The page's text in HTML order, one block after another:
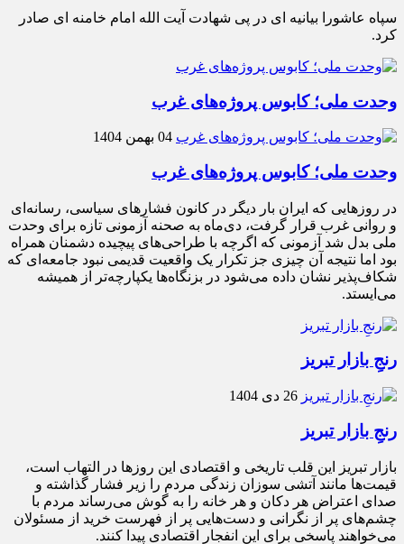
سپاه عاشورا بیانیه ای در پی شهادت آیت الله امام خامنه ای صادر
کرد.
وحدت ملی؛ کابوس پروژه‌های غرب
04 بهمن 1404
وحدت ملی؛ کابوس پروژه‌های غرب
در روزهایی که ایران بار دیگر در کانون فشارهای سیاسی، رسانه‌ای
و روانی غرب قرار گرفت، دی‌ماه به صحنه آزمونی تازه برای وحدت
ملی بدل شد آزمونی که اگرچه با طراحی‌های پیچیده دشمنان همراه
بود اما نتیجه آن چیزی جز تکرار یک واقعیت قدیمی نبود جامعه‌ای که
شکاف‌پذیر نشان داده می‌شود در بزنگاه‌ها یکپارچه‌تر از همیشه
می‌ایستد.
رنجِ بازار تبریز
26 دی 1404
رنجِ بازار تبریز
بازار تبریز این قلب تاریخی و اقتصادی این روزها در التهاب است،
قیمت‌ها مانند آتشی سوزان زندگی مردم را زیر فشار گذاشته و
صدای اعتراض هر دکان و هر خانه را به گوش می‌رساند مردم با
چشم‌های پر از نگرانی و دست‌هایی پر از فهرست خرید از مسئولان
می‌خواهند پاسخی برای این انفجار اقتصادی پیدا کنند.